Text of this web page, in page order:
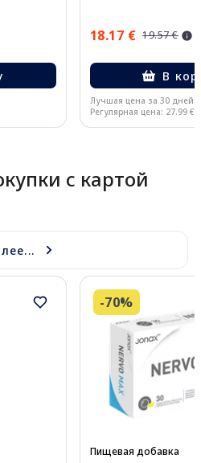
18.17 € 19.57 €
В
Лучшая цена за 30 дней:
Регулярная цена: 27.99 €
с картой
-70%
Пищевая добавка